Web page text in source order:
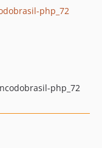
php_72
php_72